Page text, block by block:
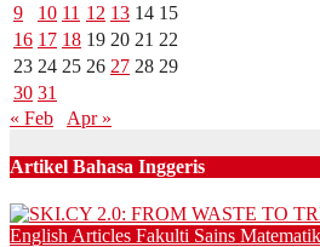
9 10 11 12 13 14 15
16 17 18 19 20 21 22
23 24 25 26 27 28 29
30 31
« Feb
Apr »
Artikel Bahasa Inggeris
English Articles Fakulti Sains Matematik